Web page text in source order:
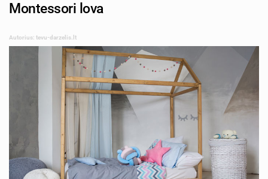
Montessori lova
Autorius: tevu-darzelis.lt